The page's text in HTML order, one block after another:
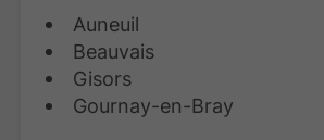
Auneuil
Beauvais
Gisors
Gournay-en-Bray